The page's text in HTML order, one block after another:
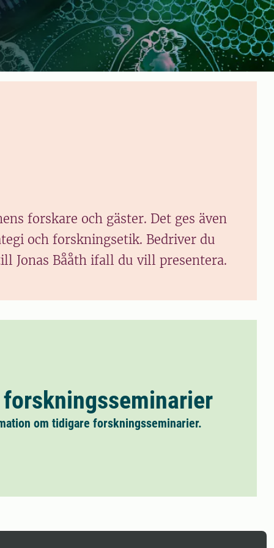
forskare och gäster. Det ges även
och forskningsetik. Bedriver du
Jonas Bååth ifall du vill presentera.
om tidigare forskningsseminarier.